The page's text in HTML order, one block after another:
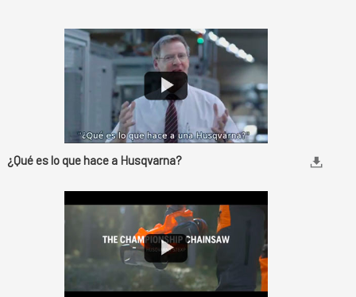
¿Qué es lo que hace a Husqvarna?